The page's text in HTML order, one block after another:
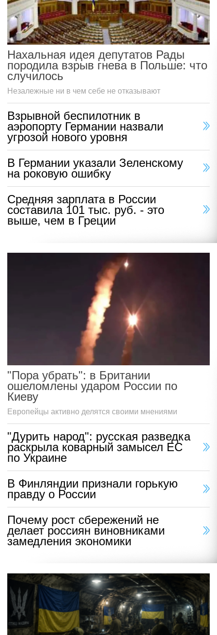
Нахальная идея депутатов Рады
породила взрыв гнева в Польше: что
случилось
Незалежные ни в чем себе не отказывают
Взрывной беспилотник в
аэропорту Германии назвали
угрозой нового уровня
В Германии указали Зеленскому
на роковую ошибку
Средняя зарплата в России
составила 101 тыс. руб. - это
выше, чем в Греции
"Пора убрать": в Британии
ошеломлены ударом России по
Киеву
Европейцы активно делятся своими мнениями
"Дурить народ": русская разведка
раскрыла коварный замысел ЕС
по Украине
В Финляндии признали горькую
правду о России
Почему рост сбережений не
делает россиян виновниками
замедления экономики